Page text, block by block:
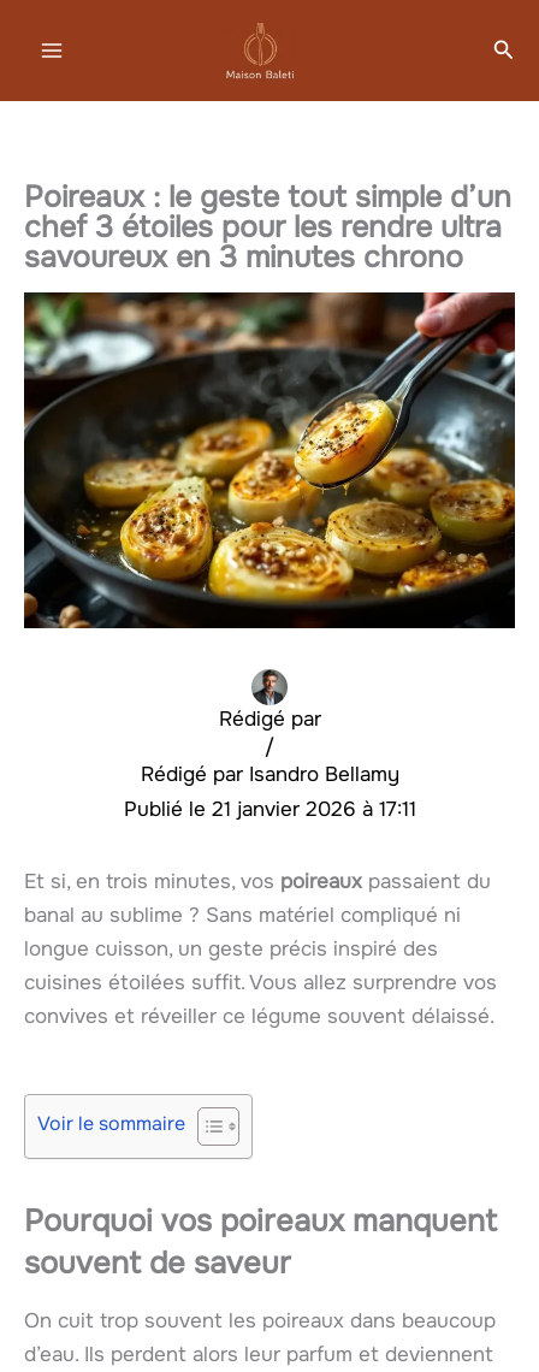
Poireaux : le geste tout simple d’un
chef 3 étoiles pour les rendre ultra
savoureux en 3 minutes chrono
Rédigé par
Isandro Bellamy
/
21 janvier 2026 à 17:11
Et si, en trois minutes, vos poireauxpassaient du
banal au sublime ? Sans matériel compliqué ni
longue cuisson, un geste précis inspiré des
cuisines étoilées suffit. Vous allez surprendre vos
convives et réveiller ce légume souvent délaissé.
Voir le sommaire
Pourquoi vos poireaux manquent
souvent de saveur
On cuit trop souvent les poireaux dans beaucoup
d’eau. Ils perdent alors leur parfum et deviennent